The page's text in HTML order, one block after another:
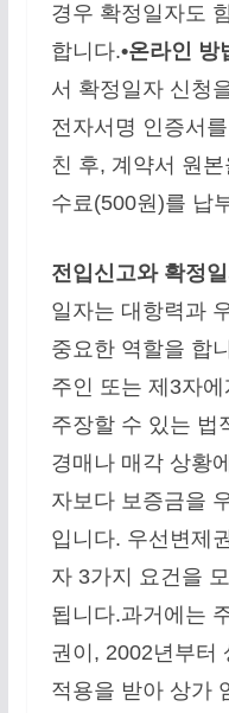
경우 확정일자도
합니다.•온라인 방
서 확정일자 신청
전자서명 인증서
친 후, 계약서 원
수료(500원)를 납
전입신고와 확정
일자는 대항력과
중요한 역할을 합
주인 또는 제3자
주장할 수 있는 법
경매나 매각 상황
자보다 보증금을
입니다. 우선변제
자 3가지 요건을
됩니다.과거에는
권이, 2002년부터
적용을 받아 상가